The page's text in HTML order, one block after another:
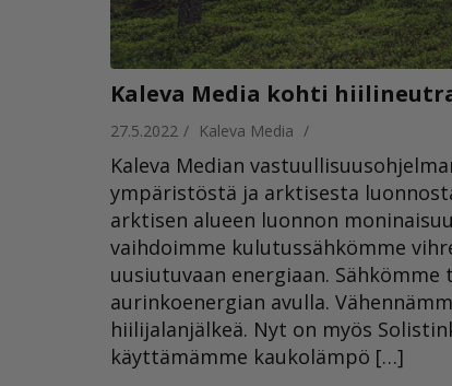
Kaleva Media kohti
27.5.2022 / Kaleva Media /
Kaleva Median
ympäristöstä ja arktisesta
arktisen alueen luonnon
vaihdoimme kulutussähkömme
uusiutuvaan energiaan.
aurinkoenergian avulla.
hiilijalanjälkeä. Nyt on myös
käyttämämme kaukolämpö […]